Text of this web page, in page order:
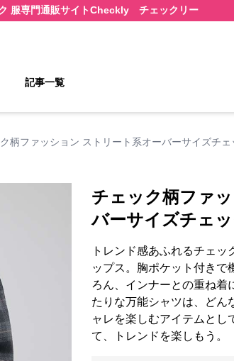
服専門通販サイトCheckly チェックリー
記事一覧
柄ファッション ストリート系オーバーサイズチェ
チェック柄ファ
バーサイズチェ
トレンド感あふれるチェ
ップス。胸ポケット付きで
ろん、インナーとの重ね着
たりな万能シャツは、どん
ャレを楽しむアイテムとし
て、トレンドを楽しもう。